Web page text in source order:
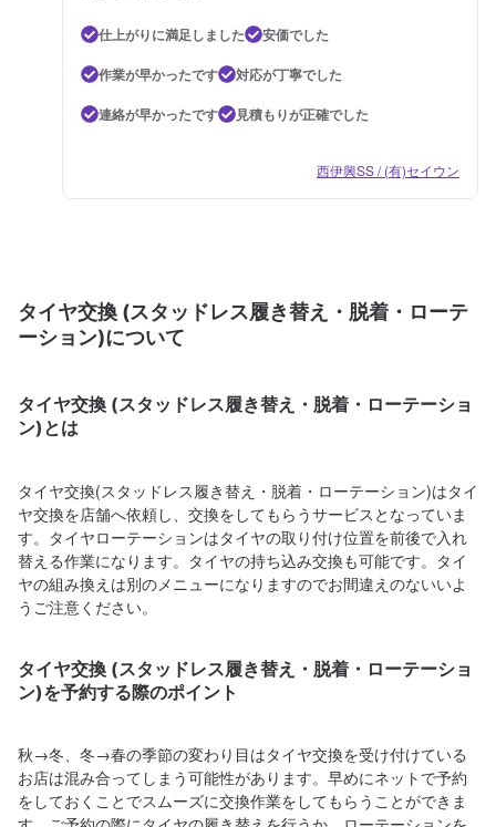
仕上がりに満足しました
安価でした
作業が早かったです
対応が丁寧でした
連絡が早かったです
見積もりが正確でした
西伊興SS / (有)セイウン
タイヤ交換 (スタッドレス履き替え・脱着・ローテ
ーション)について
タイヤ交換 (スタッドレス履き替え・脱着・ローテーショ
ン)とは
タイヤ交換(スタッドレス履き替え・脱着・ローテーション)はタイ
ヤ交換を店舗へ依頼し、交換をしてもらうサービスとなっていま
す。タイヤローテーションはタイヤの取り付け位置を前後で入れ
替える作業になります。タイヤの持ち込み交換も可能です。タイ
ヤの組み換えは別のメニューになりますのでお間違えのないいよ
うご注意ください。
タイヤ交換 (スタッドレス履き替え・脱着・ローテーショ
ン)を予約する際のポイント
秋→冬、冬→春の季節の変わり目はタイヤ交換を受け付けている
お店は混み合ってしまう可能性があります。早めにネットで予約
をしておくことでスムーズに交換作業をしてもらうことができま